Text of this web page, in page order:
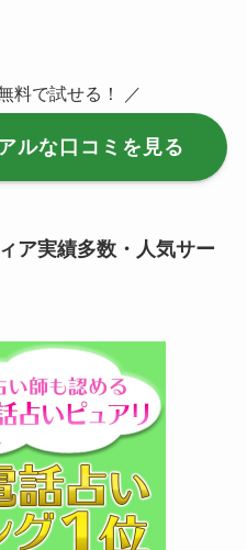
料で試せる！ ／
ルな口コミを見る
ア実績多数・人気サー